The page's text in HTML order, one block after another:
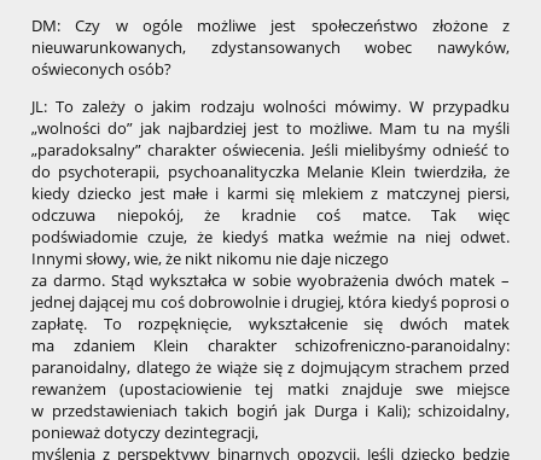
DM: Czy w ogóle możliwe jest społeczeństwo złożone z
nieuwarunkowanych, zdystansowanych wobec nawyków,
oświeconych osób?
JL: To zależy o jakim rodzaju wolności mówimy. W przypadku
„wolności do” jak najbardziej jest to możliwe. Mam tu na myśli
„paradoksalny” charakter oświecenia. Jeśli mielibyśmy odnieść to
do psychoterapii, psychoanalityczka Melanie Klein twierdziła, że
kiedy dziecko jest małe i karmi się mlekiem z matczynej piersi,
odczuwa niepokój, że kradnie coś matce. Tak więc
podświadomie czuje, że kiedyś matka weźmie na niej odwet.
Innymi słowy, wie, że nikt nikomu nie daje niczego
za darmo. Stąd wykształca w sobie wyobrażenia dwóch matek –
jednej dającej mu coś dobrowolnie i drugiej, która kiedyś poprosi o
zapłatę. To rozpęknięcie, wykształcenie się dwóch matek
ma zdaniem Klein charakter schizofreniczno-paranoidalny:
paranoidalny, dlatego że wiąże się z dojmującym strachem przed
rewanżem (upostaciowienie tej matki znajduje swe miejsce
w przedstawieniach takich bogiń jak Durga i Kali); schizoidalny,
ponieważ dotyczy dezintegracji,
myślenia z perspektywy binarnych opozycji. Jeśli dziecko będzie